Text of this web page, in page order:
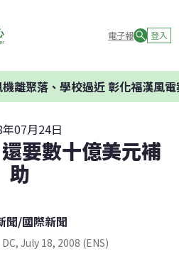
電子報 登入
聚落、學校過近 彰化福漢風電案
07月24日
要數十億美元補
助
聞/國際新聞
July 18, 2008 (ENS)